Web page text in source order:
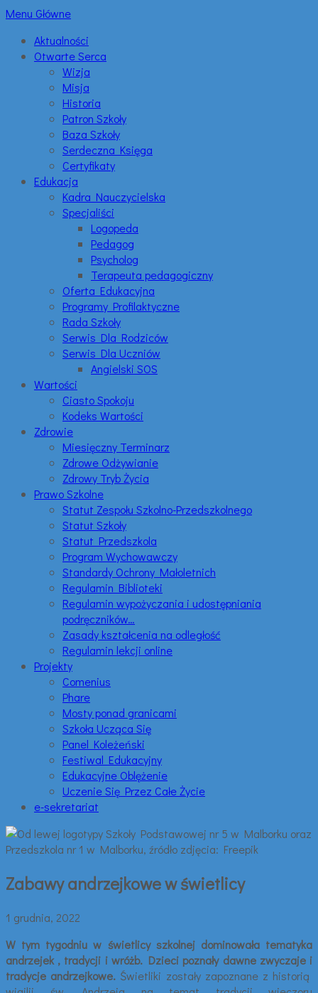
Menu Główne
Aktualności
Otwarte Serca
Wizja
Misja
Historia
Patron Szkoły
Baza Szkoły
Serdeczna Księga
Certyfikaty
Edukacja
Kadra Nauczycielska
Specjaliści
Logopeda
Pedagog
Psycholog
Terapeuta pedagogiczny
Oferta Edukacyjna
Programy Profilaktyczne
Rada Szkoły
Serwis Dla Rodziców
Serwis Dla Uczniów
Angielski SOS
Wartości
Ciasto Spokoju
Kodeks Wartości
Zdrowie
Miesięczny Terminarz
Zdrowe Odżywianie
Zdrowy Tryb Życia
Prawo Szkolne
Statut Zespołu Szkolno-Przedszkolnego
Statut Szkoły
Statut Przedszkola
Program Wychowawczy
Standardy Ochrony Małoletnich
Regulamin Biblioteki
Regulamin wypożyczania i udostępniania
podręczników…
Zasady kształcenia na odległość
Regulamin lekcji online
Projekty
Comenius
Phare
Mosty ponad granicami
Szkoła Ucząca Się
Panel Koleżeński
Festiwal Edukacyjny
Edukacyjne Oblężenie
Uczenie Się Przez Całe Życie
e-sekretariat
Zabawy andrzejkowe w świetlicy
1 grudnia, 2022
W tym tygodniu w świetlicy szkolnej dominowała tematyka
andrzejek , tradycji i wróżb. Dzieci poznały dawne zwyczaje i
tradycje andrzejkowe. Świetliki zostały zapoznane z historią